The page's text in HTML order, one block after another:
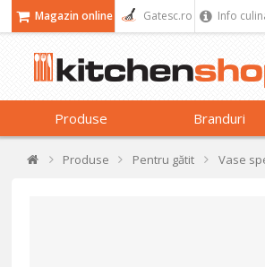
Magazin online Gatesc.ro Info
Produse Branduri
Produse Pentru gătit Vase